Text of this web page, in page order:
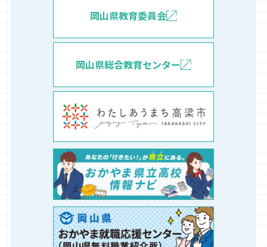
岡山県教育委員会
岡山県総合教育センター